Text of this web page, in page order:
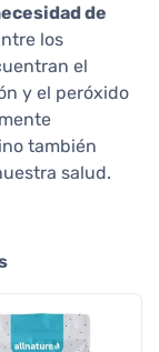
de
los
el
y el peróxido
también
salud.